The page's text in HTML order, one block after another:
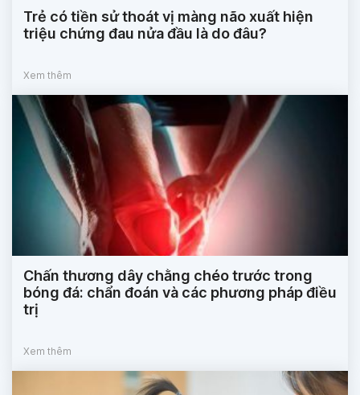
Trẻ có tiền sử thoát vị màng não xuất hiện
triệu chứng đau nửa đầu là do đâu?
Xem thêm
Chấn thương dây chằng chéo trước trong
bóng đá: chẩn đoán và các phương pháp điều
trị
Xem thêm